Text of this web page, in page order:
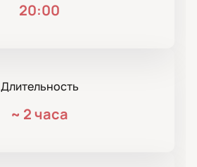
20:00
Длительность
~ 2 часа